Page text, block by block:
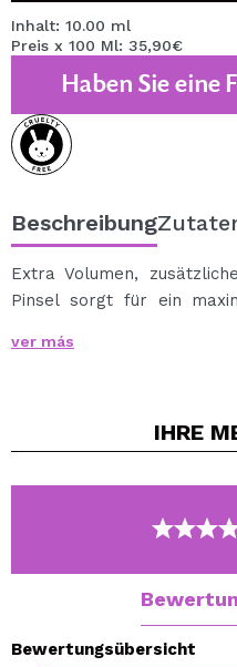
Inhalt: 10.00 ml
Preis x 100 Ml: 35,90€
Haben Sie eine
Beschreibung
Extra Volumen,
Pinsel sorgt für ein
ver más
IHRE
Bewertungsübersicht